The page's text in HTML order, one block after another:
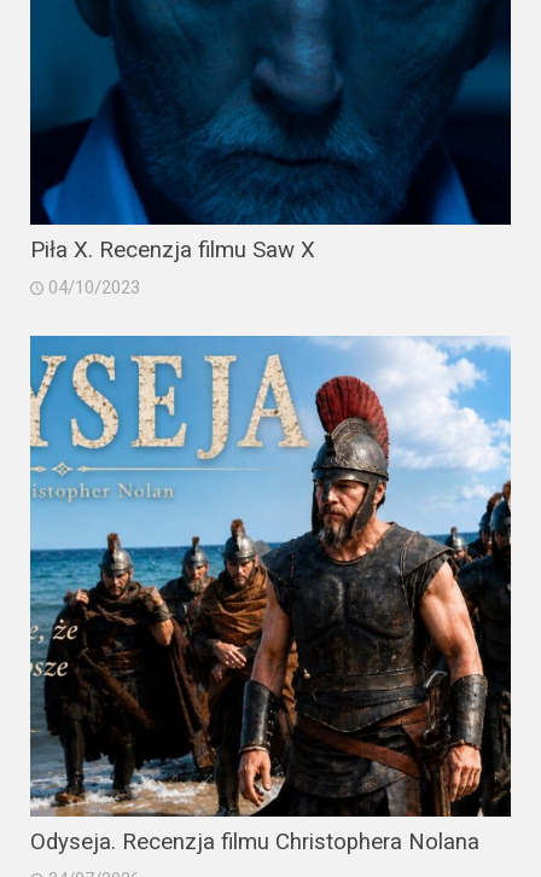
Piła X. Recenzja filmu Saw X
04/10/2023
Odyseja. Recenzja filmu Christophera Nolana